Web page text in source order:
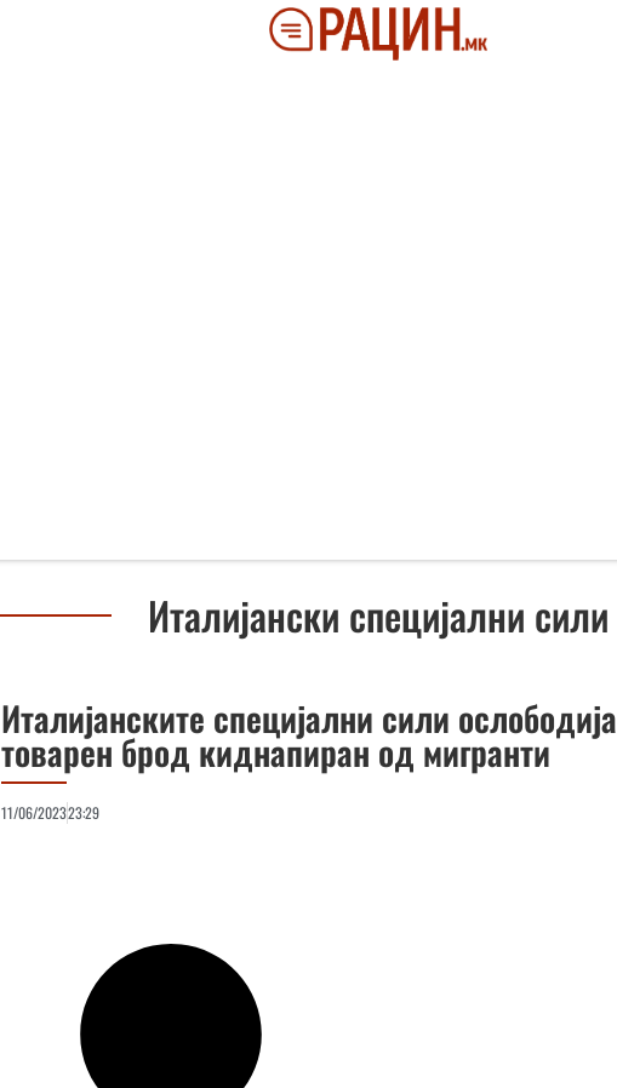
Италијански специјални сили
Италијанските специјални сили ослободија
товарен брод киднапиран од мигранти
11/06/202323:29